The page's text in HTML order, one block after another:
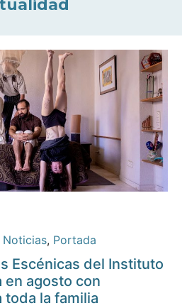
Noticias, Portada
Escénicas del Instituto
agosto con
toda la familia